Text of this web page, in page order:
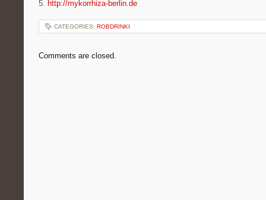
5. http://mykorrhiza-berlin.de
CATEGORIES: ROBDRINKI
Comments are closed.